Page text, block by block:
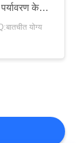
के
फ़ैब्रिक
योग्य